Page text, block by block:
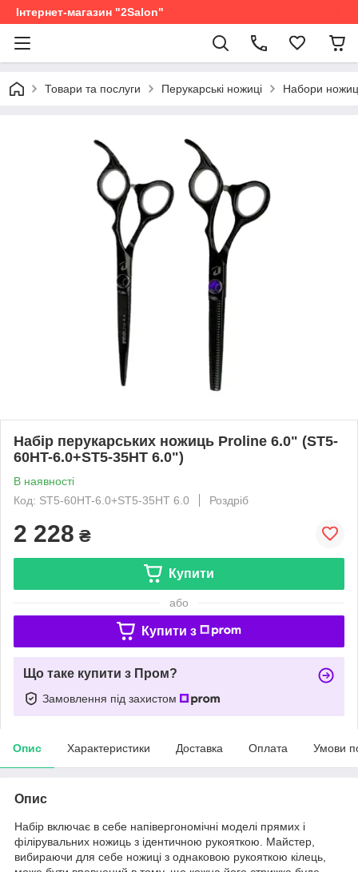
Інтернет-магазин "2Salon"
Товари та послуги Перукарські ножиці Набори
Набір перукарських ножиць Proline 6.0" (ST5-
60HT-6.0+ST5-35HT 6.0")
В наявності
Код: ST5-60HT-6.0+ST5-35HT 6.0
Роздріб
2 228 ₴
Купити
або
Купити з
Що таке купити з Пром?
Замовлення під захистом
Опис Характеристики Доставка Оплата Умови
Опис
Набір включає в себе напівергономічні моделі прямих і
філірувальних ножиць з ідентичною рукояткою. Майстер,
вибираючи для себе ножиці з однаковою рукояткою кілець,